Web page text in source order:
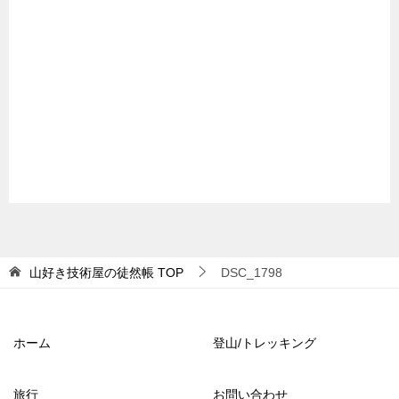
山好き技術屋の徒然帳 TOP DSC_1798
ホーム 登山/トレッキング
旅行 お問い合わせ